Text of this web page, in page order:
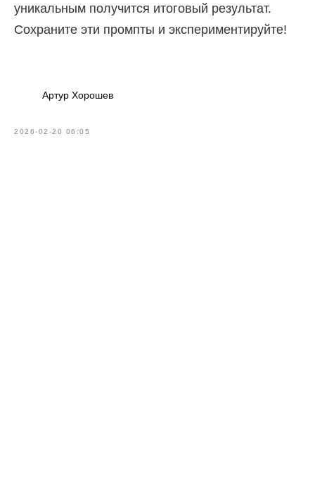
уникальным получится итоговый результат.
Сохраните эти промпты и экспериментируйте!
Артур Хорошев
2026-02-20 06:05